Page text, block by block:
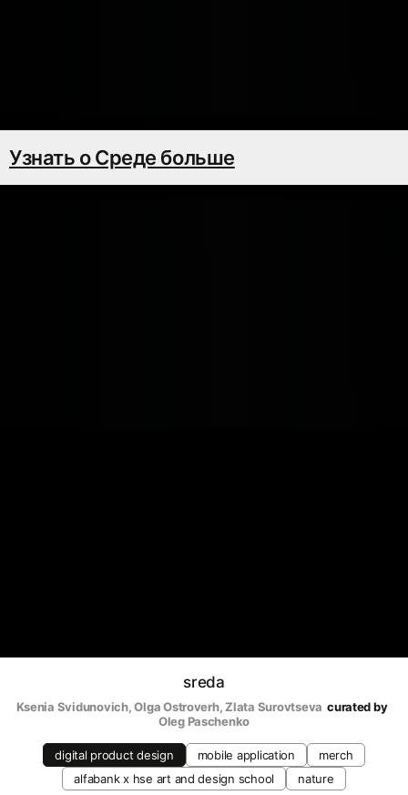
Узнать о Среде больше
sreda
Ksenia Svidunovich, Olga Ostroverh, Zlata Surovtseva curated by
Oleg Paschenko
digital product design mobile application
merch
alfabank х hse art and design school
nature